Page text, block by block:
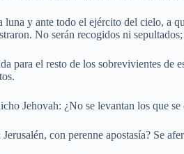
luna y ante todo el ejército del cielo, a
No serán recogidos ni
para el resto de los sobrevivientes de
Jehovah: ¿No se levantan los que
con perenne apostasía? Se